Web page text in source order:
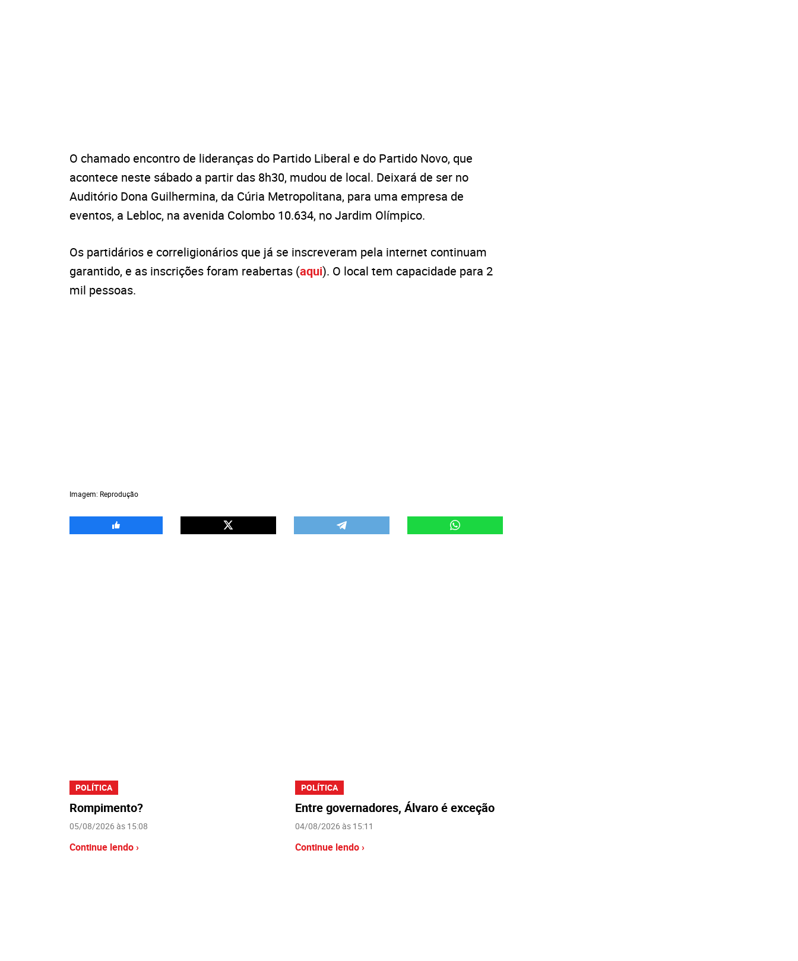
O chamado encontro de lideranças do Partido Liberal e do Partido Novo, que
acontece neste sábado a partir das 8h30, mudou de local. Deixará de ser no
Auditório Dona Guilhermina, da Cúria Metropolitana, para uma empresa de
eventos, a Lebloc, na avenida Colombo 10.634, no Jardim Olímpico.
Os partidários e correligionários que já se inscreveram pela internet continuam
garantido, e as inscrições foram reabertas (aqui). O local tem capacidade para 2
mil pessoas.
Imagem: Reprodução
POLÍTICA
Rompimento?
05/08/2026 às 15:08
Continue lendo ›
POLÍTICA
Entre governadores, Álvaro é exceção
04/08/2026 às 15:11
Continue lendo ›